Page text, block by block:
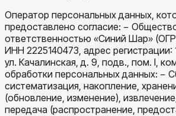
Оператор персональных данных,
предоставлено согласие: −
ответственностью «Синий Шар»
ИНН 2225140473, адрес регистрации:
ул. Качалинская, д. 9, подв., пом. I,
обработки персональных данных: −
систематизация, накопление,
(обновление, изменение),
передача (распространение,